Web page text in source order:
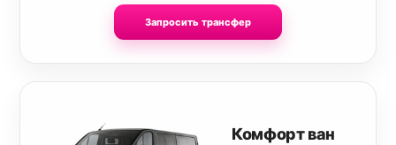
Запросить трансфер
Комфорт ван